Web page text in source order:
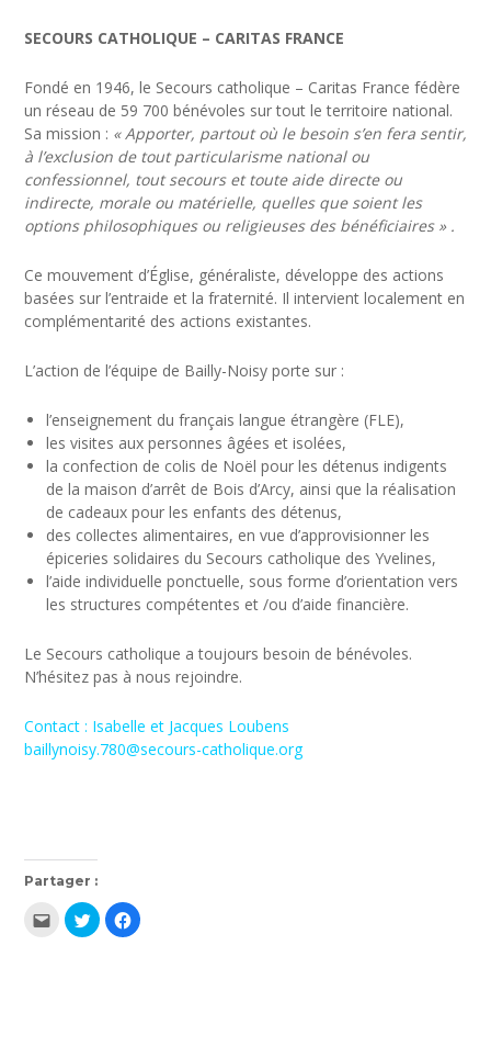
SECOURS CATHOLIQUE – CARITAS FRANCE
Fondé en 1946, le Secours catholique – Caritas France fédère
un réseau de 59 700 bénévoles sur tout le territoire national.
Sa mission : « Apporter, partout où le besoin s’en fera sentir,
à l’exclusion de tout particularisme national ou
confessionnel, tout secours et toute aide directe ou
indirecte, morale ou matérielle, quelles que soient les
options philosophiques ou religieuses des bénéficiaires » .
Ce mouvement d’Église, généraliste, développe des actions
basées sur l’entraide et la fraternité. Il intervient localement en
complémentarité des actions existantes.
L’action de l’équipe de Bailly-Noisy porte sur :
l’enseignement du français langue étrangère (FLE),
les visites aux personnes âgées et isolées,
la confection de colis de Noël pour les détenus indigents
de la maison d’arrêt de Bois d’Arcy, ainsi que la réalisation
de cadeaux pour les enfants des détenus,
des collectes alimentaires, en vue d’approvisionner les
épiceries solidaires du Secours catholique des Yvelines,
l’aide individuelle ponctuelle, sous forme d’orientation vers
les structures compétentes et /ou d’aide financière.
Le Secours catholique a toujours besoin de bénévoles.
N’hésitez pas à nous rejoindre.
Contact : Isabelle et Jacques Loubens
baillynoisy.780@secours-catholique.org
Partager :
Cliquez
pour
envoyer
Cliquez
pour
partager
Cliquez
pour